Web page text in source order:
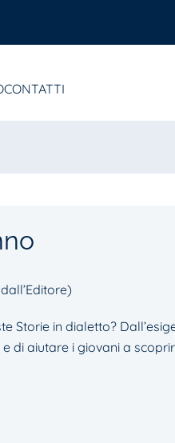
CONTATTI
Storie in dialetto?
di aiutare i giovani a